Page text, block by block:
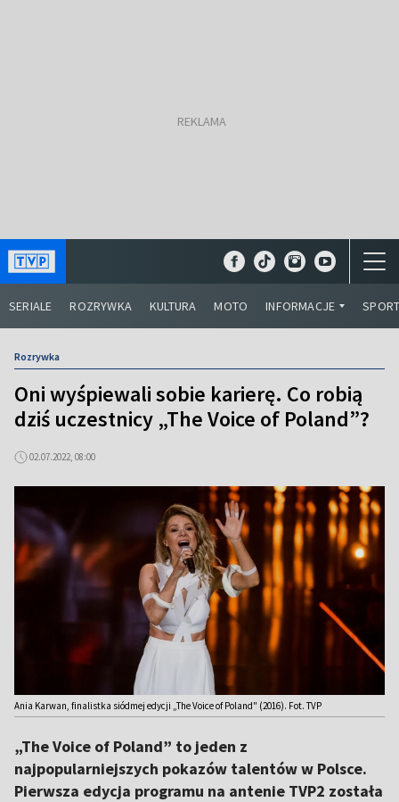
SERIALE ROZRYWKA KULTURA MOTO INFORMACJE
Rozrywka
Oni wyśpiewali sobie karierę. Co robią
dziś uczestnicy „The Voice of Poland”?
02.07.2022, 08:00
Ania Karwan, finalistka siódmej edycji „The Voice of Poland" (2016). Fot. TVP
„The Voice of Poland” to jeden z
najpopularniejszych pokazów talentów w Polsce.
Pierwsza edycja programu na antenie TVP2 została